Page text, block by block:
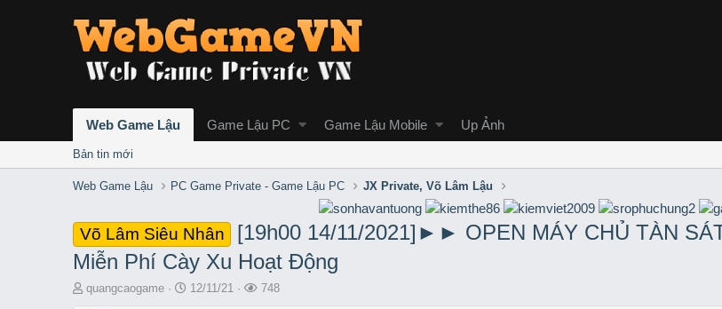
Web Game Lậu Game Lậu PC Game Lậu Mobile Up Ảnh
Bản tin mới
Web Game Lậu PC Game Private - Game Lậu PC JX Private, Võ Lâm Lậu
Võ Lâm Siêu Nhân
[19h00 14/11/2021]►► OPEN MÁY CHỦ TÀN
Miễn Phí Cày Xu Hoạt Động
T
quangcaogame
S12/11/21
L
748